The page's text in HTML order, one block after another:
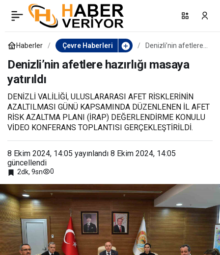
Haberler Çevre Haberleri
Denizli’nin afetlere
yatırıldı
Denizli’nin afetlere hazırlığı masaya
yatırıldı
DENİZLİ VALİLİĞİ, ULUSLARARASI AFET RİSKLERİNİN
AZALTILMASI GÜNÜ KAPSAMINDA DÜZENLENEN İL AFET
RİSK AZALTMA PLANI (İRAP) DEĞERLENDİRME KONULU
VİDEO KONFERANS TOPLANTISI GERÇEKLEŞTİRİLDİ.
8 Ekim 2024, 14:05 yayınlandı 8 Ekim 2024, 14:05
güncellendi
2dk, 9sn 0
Muğla Büyükşehir
Belediyesi 83 kilometre
hendek betonu döktü
Paylaş